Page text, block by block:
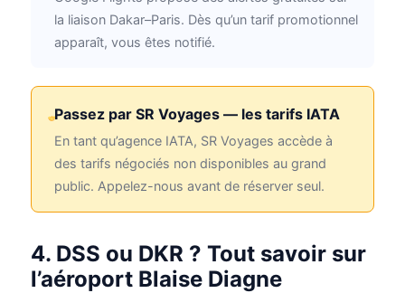
la liaison Dakar–Paris. Dès qu’un tarif promotionnel
apparaît, vous êtes notifié.
Passez par SR Voyages — les tarifs IATA
En tant qu’agence IATA, SR Voyages accède à
des tarifs négociés non disponibles au grand
public. Appelez-nous avant de réserver seul.
4. DSS ou DKR ? Tout savoir sur
l’aéroport Blaise Diagne